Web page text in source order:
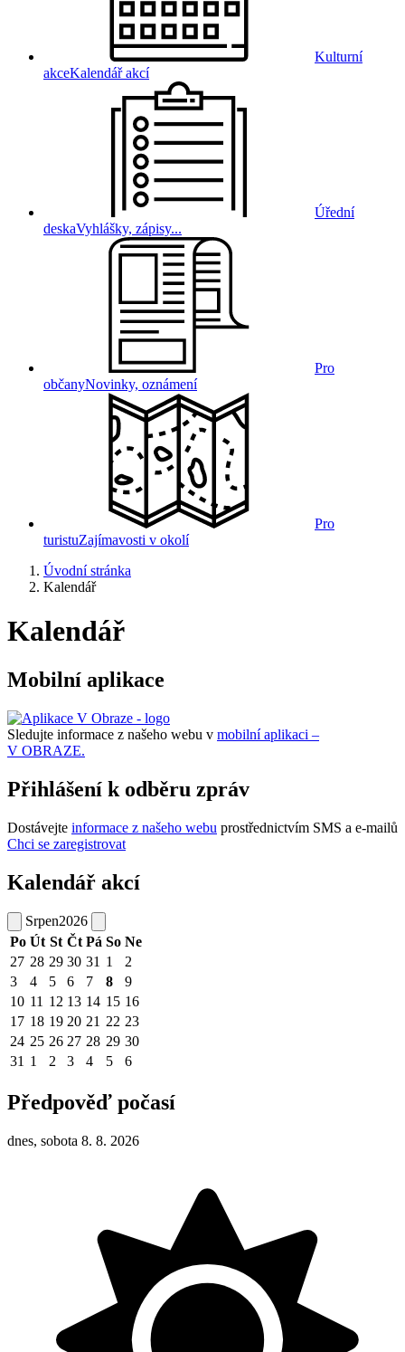
Kulturní
akceKalendář akcí
Úřední
deskaVyhlášky, zápisy...
Pro
občanyNovinky, oznámení
Pro
turistuZajímavosti v okolí
Úvodní stránka
Kalendář
Kalendář
Mobilní aplikace
Sledujte informace z našeho webu v mobilní aplikaci –
V OBRAZE.
Přihlášení k odběru zpráv
Dostávejte informace z našeho webu prostřednictvím SMS a e-mailů
Chci se zaregistrovat
Kalendář akcí
Srpen2026
Po Út St Čt Pá So Ne
27 28 29 30 31 1
2
3
4 5 6 7 8
9
10 11 12 13 14 15 16
17 18 19 20 21 22 23
24 25 26 27 28 29 30
31 1 2 3 4 5 6
Předpověď počasí
dnes, sobota 8. 8. 2026